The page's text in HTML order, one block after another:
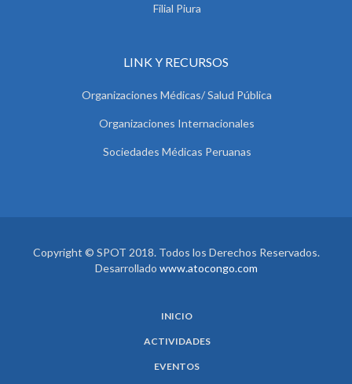
Filial Piura
LINK Y RECURSOS
Organizaciones Médicas/ Salud Pública
Organizaciones Internacionales
Sociedades Médicas Peruanas
Copyright © SPOT 2018. Todos los Derechos Reservados.
Desarrollado www.atocongo.com
INICIO
ACTIVIDADES
EVENTOS